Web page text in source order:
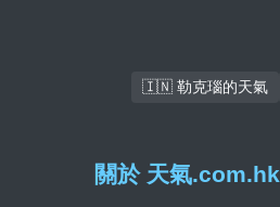
🇮🇳 勒克瑙的天氣
關於 天氣.com.hk